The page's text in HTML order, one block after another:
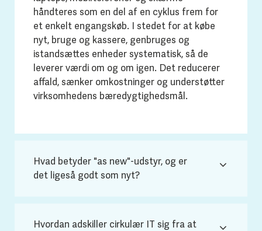
håndteres som en del af en cyklus frem for
et enkelt engangskøb. I stedet for at købe
nyt, bruge og kassere, genbruges og
istandsættes enheder systematisk, så de
leverer værdi om og om igen. Det reducerer
affald, sænker omkostninger og understøtter
virksomhedens bæredygtighedsmål.
Hvad betyder "as new"-udstyr, og er
det ligeså godt som nyt?
Hvordan adskiller cirkulær IT sig fra at